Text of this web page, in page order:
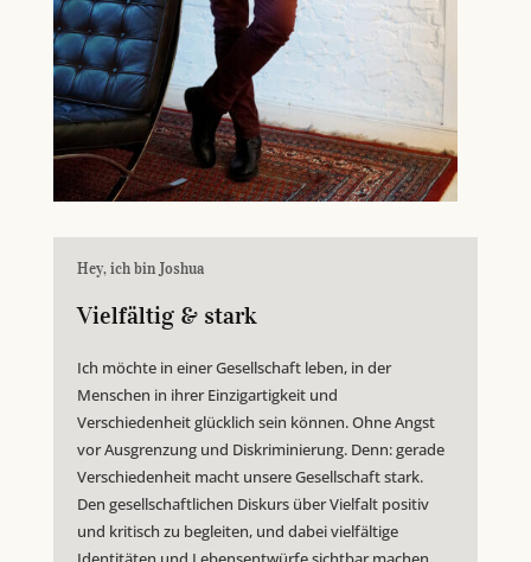
Hey, ich bin Joshua
Vielfältig & stark
Ich möchte in einer Gesellschaft leben, in der
Menschen in ihrer Einzigartigkeit und
Verschiedenheit glücklich sein können. Ohne Angst
vor Ausgrenzung und Diskriminierung. Denn: gerade
Verschiedenheit macht unsere Gesellschaft stark.
Den gesellschaftlichen Diskurs über Vielfalt positiv
und kritisch zu begleiten, und dabei vielfältige